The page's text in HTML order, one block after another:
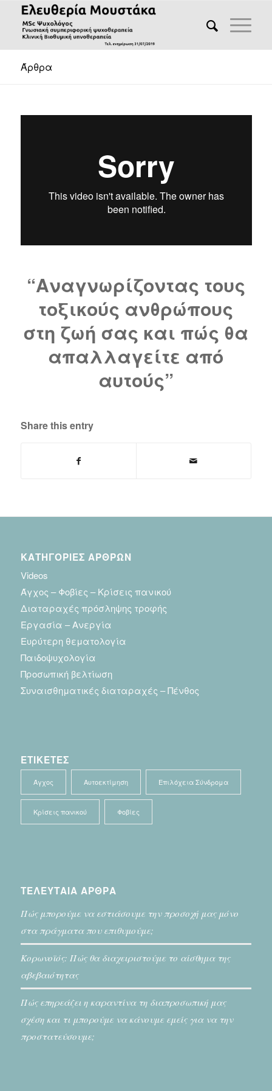
Άρθρα
“Αναγνωρίζοντας τους
τοξικούς ανθρώπους
στη ζωή σας και πώς θα
απαλλαγείτε από
αυτούς”
Share this entry
ΚΑΤΗΓΟΡΙΕΣ ΑΡΘΡΩΝ
Videos
Άγχος – Φοβίες – Κρίσεις πανικού
Διαταραχές πρόσληψης τροφής
Εργασία – Ανεργία
Ευρύτερη θεματολογία
Παιδοψυχολογία
Προσωπική βελτίωση
Συναισθηματικές διαταραχές – Πένθος
ΕΤΙΚΕΤΕΣ
Άγχος Αυτοεκτίμηση Επιλόχεια Σύνδρομα
Κρίσεις πανικού Φοβίες
ΤΕΛΕΥΤΑΙΑ ΑΡΘΡΑ
Πώς μπορούμε να εστιάσουμε την προσοχή μας μόνο
στα πράγματα που επιθυμούμε;
Κορωνοϊός: Πώς θα διαχειριστούμε το αίσθημα της
αβεβαιότητας
Πώς επηρεάζει η καραντίνα τη διαπροσωπική μας
σχέση και τι μπορούμε να κάνουμε εμείς για να την
προστατεύσουμε;